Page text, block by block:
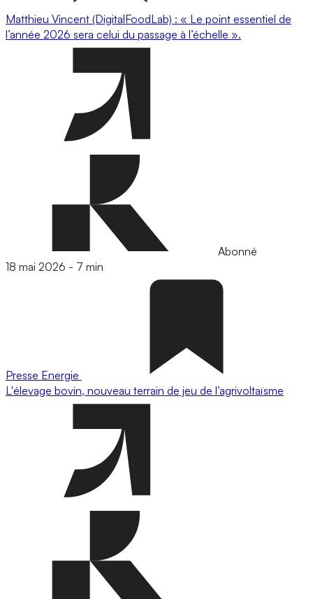
Matthieu Vincent (DigitalFoodLab) : « Le point essentiel de
l’année 2026 sera celui du passage à l’échelle ».
Abonné
18 mai 2026 - 7 min
Presse Energie
L'élevage bovin, nouveau terrain de jeu de l’agrivoltaïsme